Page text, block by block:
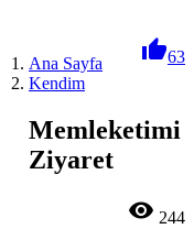
63
Ana Sayfa
Kendim
Memleketimi
Ziyaret
 244